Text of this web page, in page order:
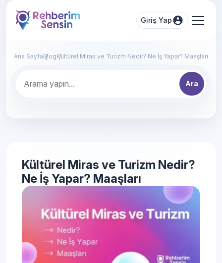
Giriş Yap
Ana SayfaBlogKültürel Miras ve Turizm Nedir? Ne İş Yapar? Maaşları
Ara
Kültürel Miras ve Turizm Nedir?
Ne İş Yapar? Maaşları